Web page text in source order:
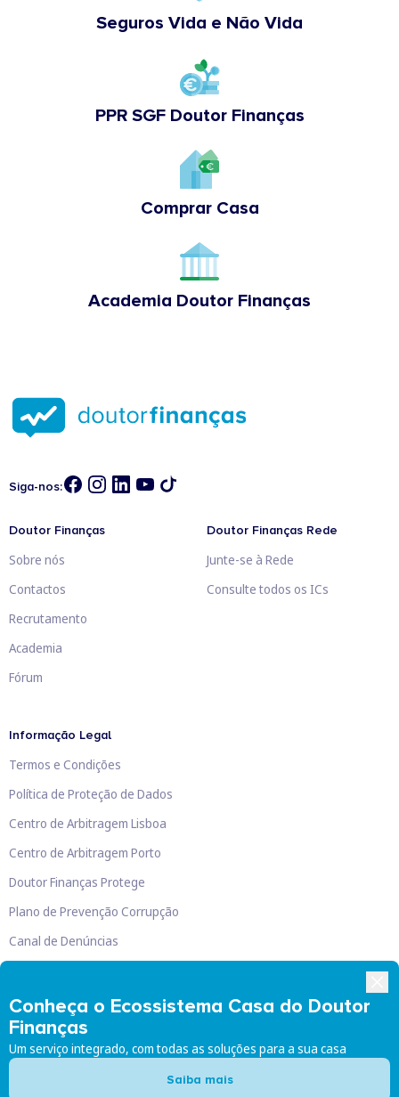
Seguros Vida e Não Vida
PPR SGF Doutor Finanças
Comprar Casa
Academia Doutor Finanças
Conheça o Ecossistema Casa do Doutor
Finanças
Um serviço integrado, com todas as soluções para a sua casa
Saiba mais
Siga-nos:
Doutor Finanças
Sobre nós
Contactos
Recrutamento
Academia
Fórum
Doutor Finanças Rede
Junte-se à Rede
Consulte todos os ICs
Informação Legal
Termos e Condições
Política de Proteção de Dados
Centro de Arbitragem Lisboa
Centro de Arbitragem Porto
Doutor Finanças Protege
Plano de Prevenção Corrupção
Canal de Denúncias
Doutor Finanças, Lda